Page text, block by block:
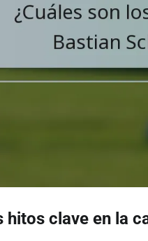
hitos clave en la